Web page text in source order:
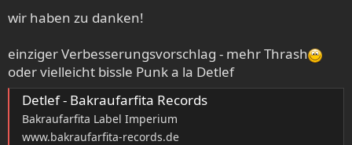
wir haben zu danken!
einziger Verbesserungsvorschlag - mehr Thrash
oder vielleicht bissle Punk a la Detlef
Detlef - Bakraufarfita Records
Bakraufarfita Label Imperium
www.bakraufarfita-records.de